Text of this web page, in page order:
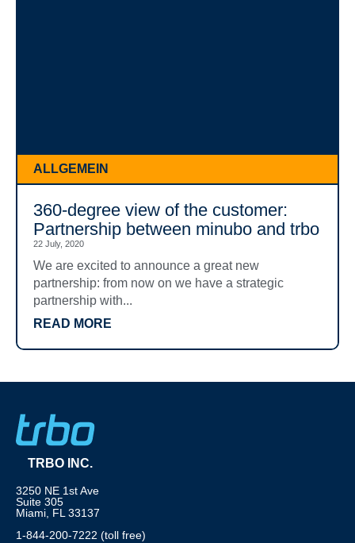
ALLGEMEIN
360-degree view of the customer:
Partnership between minubo and trbo
22 July, 2020
We are excited to announce a great new
partnership: from now on we have a strategic
partnership with...
READ MORE
TRBO INC.
3250 NE 1st Ave
Suite 305
Miami, FL 33137
1-844-200-7222 (toll free)